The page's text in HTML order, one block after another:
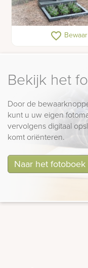
Glazen urnengraf
favorite_border
Bekijk het
Door de
kunt u uw eigen
vervolgens digitaal
komt oriënteren.
Naar het fotoboek